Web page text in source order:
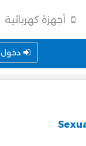
أجهزة كهربائية
دخول